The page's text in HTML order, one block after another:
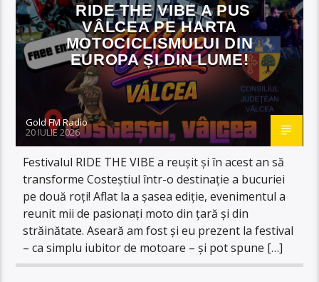
RIDE THE VIBE A PUS
VÂLCEA PE HARTA
MOTOCICLISMULUI DIN
EUROPA ȘI DIN LUME!
Gold FM Radio
20 IULIE 2026
​Festivalul RIDE THE VIBE a reușit și în acest an să
transforme Costeștiul într-o destinație a bucuriei
pe două roți! Aflat la a șasea ediție, evenimentul a
reunit mii de pasionați moto din țară și din
străinătate. ​Aseară am fost și eu prezent la festival
– ca simplu iubitor de motoare – și pot spune […]